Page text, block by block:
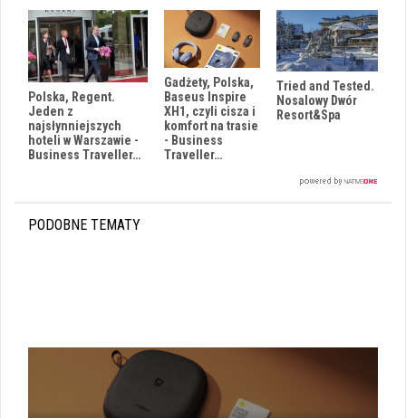
Polska, Regent.
Jeden z
najsłynniejszych
hoteli w Warszawie -
Business Traveller…
Gadżety, Polska,
Baseus Inspire
XH1, czyli cisza i
komfort na trasie
- Business
Traveller…
Tried and Tested.
Nosalowy Dwór
Resort&Spa
PODOBNE TEMATY